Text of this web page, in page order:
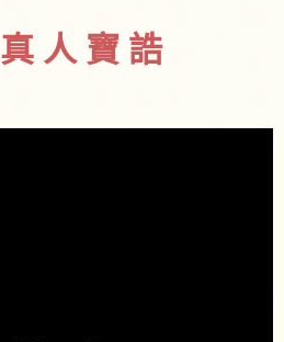
真 人 寶 誥